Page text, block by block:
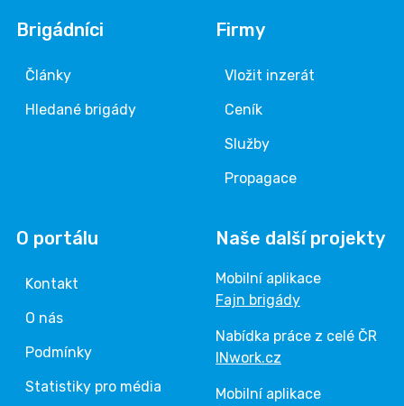
Brigádníci
Články
Hledané brigády
Firmy
Vložit inzerát
Ceník
Služby
Propagace
O portálu
Kontakt
O nás
Podmínky
Statistiky pro média
Naše další projekty
Mobilní aplikace
Fajn brigády
Nabídka práce z celé ČR
INwork.cz
Mobilní aplikace